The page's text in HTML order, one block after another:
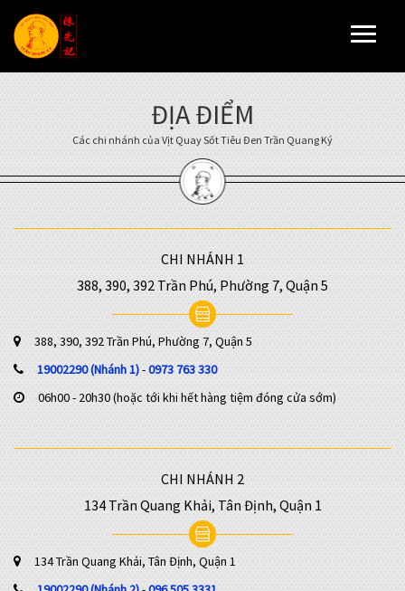
ĐỊA ĐIỂM
Các chi nhánh của Vịt Quay Sốt Tiêu Đen Trần Quang Ký
CHI NHÁNH 1
388, 390, 392 Trần Phú, Phường 7, Quận 5
388, 390, 392 Trần Phú, Phường 7, Quận 5
19002290 (Nhánh 1)-0973 763 330
06h00 - 20h30 (hoặc tới khi hết hàng tiệm đóng cửa sớm)
CHI NHÁNH 2
134 Trần Quang Khải, Tân Định, Quận 1
134 Trần Quang Khải, Tân Định, Quận 1